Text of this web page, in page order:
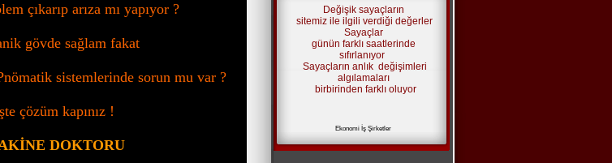
çıkarıp arıza mı yapıyor ?
gövde sağlam fakat
sistemlerinde sorun mu var ?
çözüm kapınız !
DOKTORU
Değişik sayaçların
sitemiz ile ilgili verdiği değerler
Sayaçlar
günün farklı saatlerinde
sıfırlanıyor
Sayaçların anlık değişimleri
algılamaları
birbirinden farklı oluyor
Ekonomi İş Şirketler